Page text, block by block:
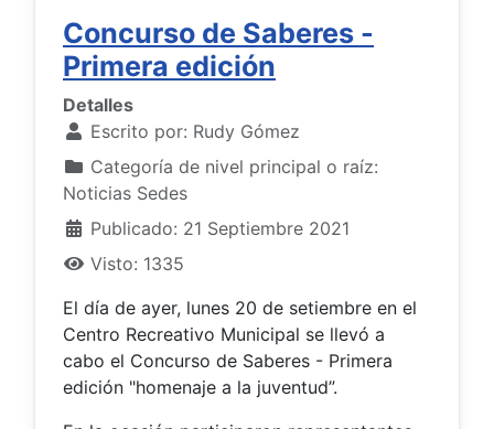
Concurso de Saberes -
Primera edición
Detalles
Escrito por: Rudy Gómez
Categoría de nivel principal o raíz:
Noticias Sedes
Publicado: 21 Septiembre 2021
Visto: 1335
El día de ayer, lunes 20 de setiembre en el
Centro Recreativo Municipal se llevó a
cabo el Concurso de Saberes - Primera
edición "homenaje a la juventud”.